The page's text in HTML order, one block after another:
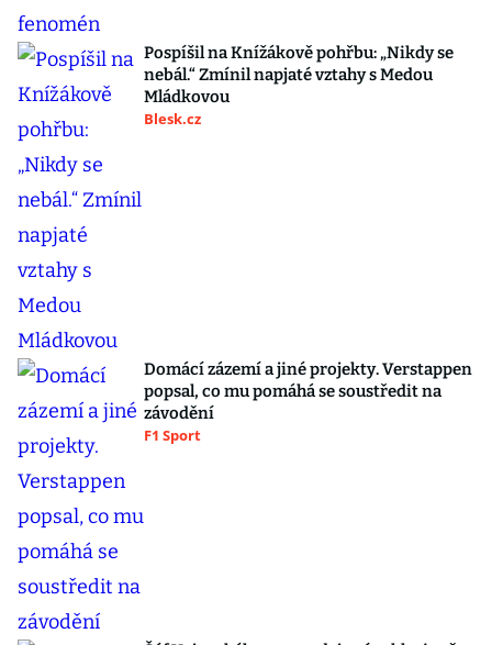
Pospíšil na Knížákově pohřbu: „Nikdy se
nebál.“ Zmínil napjaté vztahy s Medou
Mládkovou
Blesk.cz
Domácí zázemí a jiné projekty. Verstappen
popsal, co mu pomáhá se soustředit na
závodění
F1 Sport